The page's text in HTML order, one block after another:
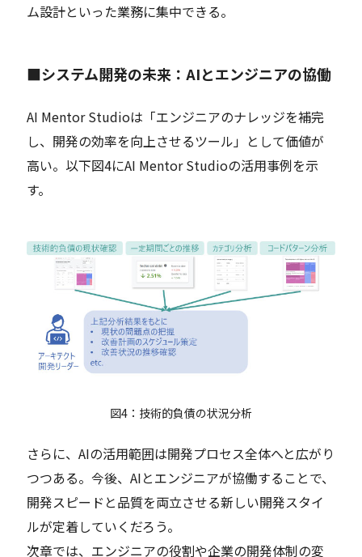
ム設計といった業務に集中できる。
■システム開発の未来：AIとエンジニアの協働
AI Mentor Studioは「エンジニアのナレッジを補完
し、開発の効率を向上させるツール」として価値が
高い。以下図4にAI Mentor Studioの活用事例を示
す。
図4：技術的負債の状況分析
さらに、AIの活用範囲は開発プロセス全体へと広がり
つつある。今後、AIとエンジニアが協働することで、
開発スピードと品質を両立させる新しい開発スタイ
ルが定着していくだろう。
次章では、エンジニアの役割や企業の開発体制の変